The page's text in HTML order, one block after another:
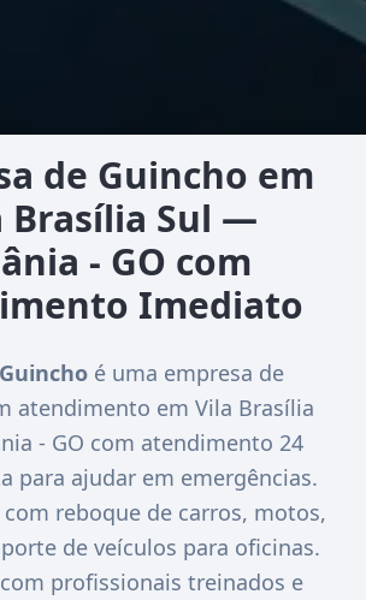
de Guincho em
Brasília Sul —
- GO com
Imediato
é uma empresa de
atendimento em Vila Brasília
- GO com atendimento 24
para ajudar em emergências.
reboque de carros, motos,
de veículos para oficinas.
profissionais treinados e